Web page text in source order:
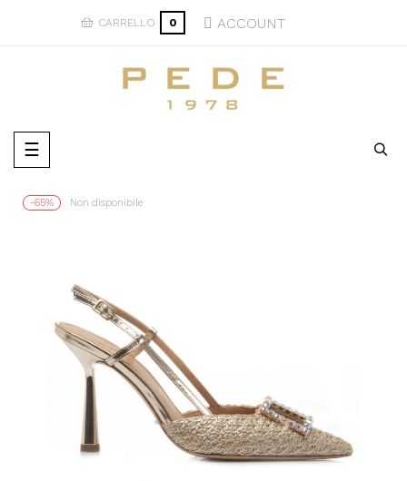
CARRELLO 0 ACCOUNT
navigazione
Toggle
☰
-65% Non disponibile